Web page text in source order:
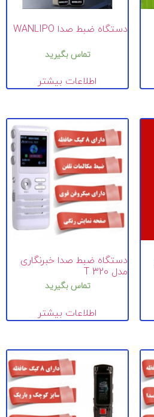
دستگاه ضبط صدا WANLIPO
تماس بگیرید
اطلاعات بیشتر
دستگاه ضبط صدا خبرنگاری
مدل T 320
تماس بگیرید
اطلاعات بیشتر